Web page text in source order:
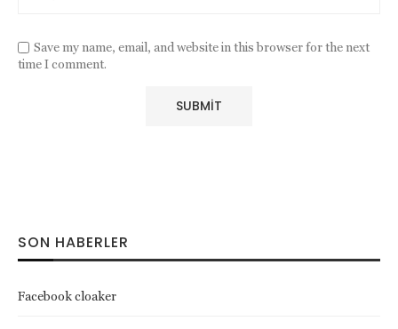
Save my name, email, and website in this browser for the next
time I comment.
SON HABERLER
Facebook cloaker